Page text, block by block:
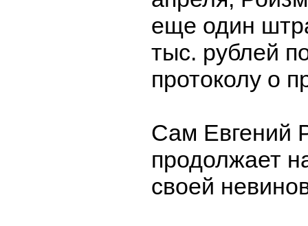
еще один
тыс. рублей
протоколу о
Сам Евгений
продолжает
своей